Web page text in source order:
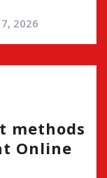
2026
methods
Online